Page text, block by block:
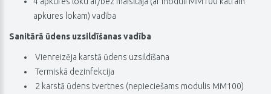
apkures lokam) vadība
Sanitārā ūdens uzsildīšanas vadība
 Vienreizēja karstā ūdens uzsildīšana
 Termiskā dezinfekcija
 2 karstā ūdens tvertnes (nepieciešams modulis MM100)